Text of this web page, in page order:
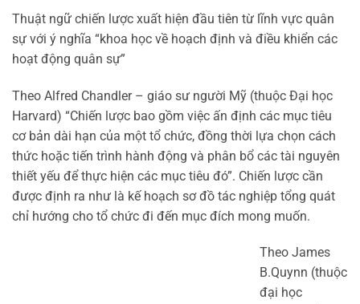
Thuật ngữ chiến lược xuất hiện đầu tiên từ lĩnh vực quân
sự với ý nghĩa “khoa học về hoạch định và điều khiển các
hoạt động quân sự”
Theo Alfred Chandler – giáo sư người Mỹ (thuộc Đại học
Harvard) “Chiến lược bao gồm việc ấn định các mục tiêu
cơ bản dài hạn của một tổ chức, đồng thời lựa chọn cách
thức hoặc tiến trình hành động và phân bổ các tài nguyên
thiết yếu để thực hiện các mục tiêu đó”. Chiến lược cần
được định ra như là kế hoạch sơ đồ tác nghiệp tổng quát
chỉ hướng cho tổ chức đi đến mục đích mong muốn.
Theo James
B.Quynn (thuộc
đại học